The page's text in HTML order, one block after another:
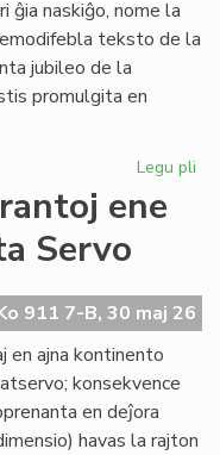
ĝia naskiĝo, nome la
teksto de la
jubileo de la
promulgita en
Legu pli
ene
Servo
911 7-B, 30 maj 26
en ajna kontinento
konsekvence
en deĵora
havas la rajton